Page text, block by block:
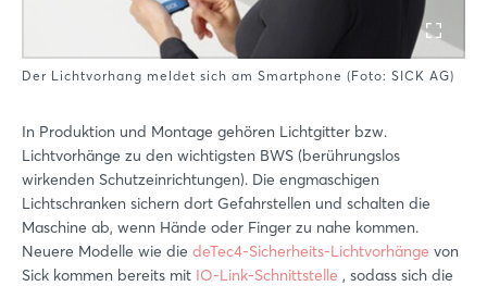
Der Lichtvorhang meldet sich am Smartphone (Foto: SICK AG)
In Produktion und Montage gehören Lichtgitter bzw.
Lichtvorhänge zu den wichtigsten BWS (berührungslos
wirkenden Schutzeinrichtungen). Die engmaschigen
Lichtschranken sichern dort Gefahrstellen und schalten die
Maschine ab, wenn Hände oder Finger zu nahe kommen.
Neuere Modelle wie die deTec4-Sicherheits-Lichtvorhänge von
Sick kommen bereits mit IO-Link-Schnittstelle , sodass sich die